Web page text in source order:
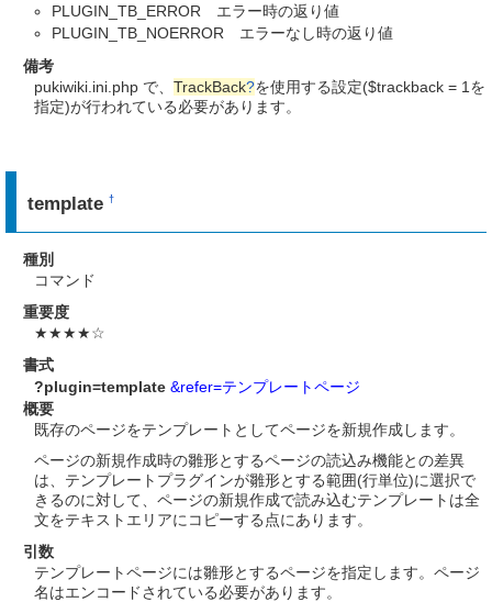
PLUGIN_TB_ERROR エラー時の返り値
PLUGIN_TB_NOERROR エラーなし時の返り値
備考
pukiwiki.ini.php で、 TrackBack?を使用する設定($trackback = 1を
指定)が行われている必要があります。
template†
種別
コマンド
重要度
★★★★☆
書式
?plugin=template &refer=テンプレートページ
概要
既存のページをテンプレートとしてページを新規作成します。
ページの新規作成時の雛形とするページの読込み機能との差異
は、テンプレートプラグインが雛形とする範囲(行単位)に選択で
きるのに対して、ページの新規作成で読み込むテンプレートは全
文をテキストエリアにコピーする点にあります。
引数
テンプレートページには雛形とするページを指定します。ページ
名はエンコードされている必要があります。